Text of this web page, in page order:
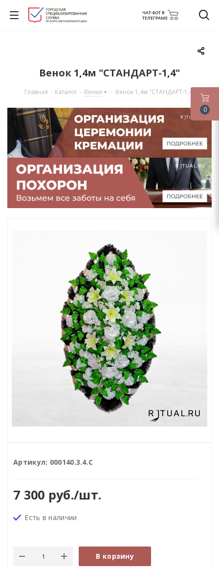
ЧАТ-БОТ В
ТЕЛЕГРАМЕ
Венок 1,4м "СТАНДАРТ-1,4"
Главная - Каталог - Венки - Венок 1,4м "СТАНДАРТ-1,4"
Артикул: 000140.3.4.С
7 300 руб./шт.
Есть в наличии
В корзину
0